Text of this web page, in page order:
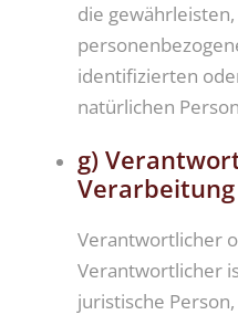
die gewährleisten,
identifizierten
natürlichen
g)
Verantwortlicher
Verantwortlicher
juristische